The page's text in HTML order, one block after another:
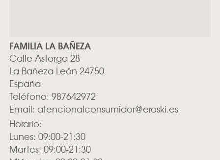
FAMILIA LA BAÑEZA
Calle Astorga 28
La Bañeza León 24750
España
Teléfono: 987642972
Email: atencionalconsumidor@eroski.es
Horario:
Lunes: 09:00-21:30
Martes: 09:00-21:30